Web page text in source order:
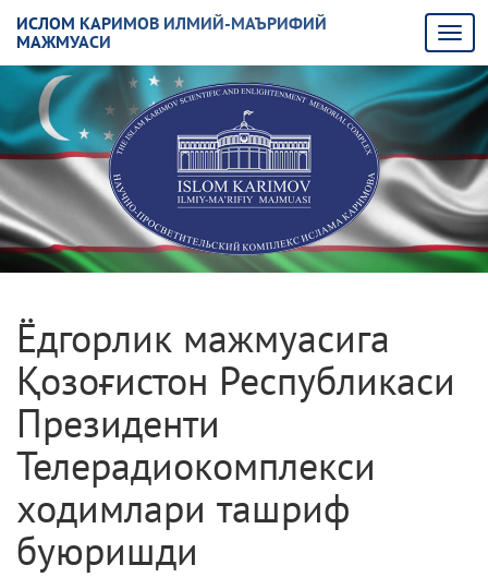
ИСЛОМ КАРИМОВ ИЛМИЙ-МАЪРИФИЙ
МАЖМУАСИ
Ёдгорлик мажмуасига
Қозоғистон Республикаси
Президенти
Телерадиокомплекси
ходимлари ташриф
буюришди